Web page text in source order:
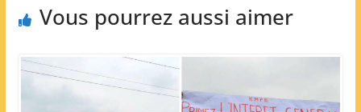
Vous pourrez aussi aimer